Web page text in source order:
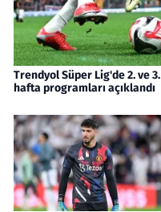
Trendyol Süper Lig'de 2. ve 3.
hafta programları açıklandı